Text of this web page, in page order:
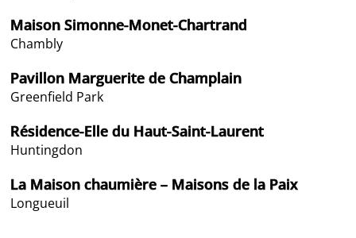
Maison Simonne-Monet-Chartrand
Chambly
Pavillon Marguerite de Champlain
Greenfield Park
Résidence-Elle du Haut-Saint-Laurent
Huntingdon
La Maison chaumière – Maisons de la Paix
Longueuil